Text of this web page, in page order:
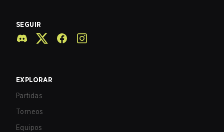
SEGUIR
EXPLORAR
Partidas
Torneos
Equipos